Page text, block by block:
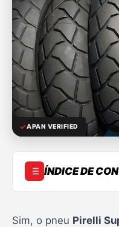
APAN VERIFIED
ÍNDICE DE
2. O que
Sim, o pneu Pirelli